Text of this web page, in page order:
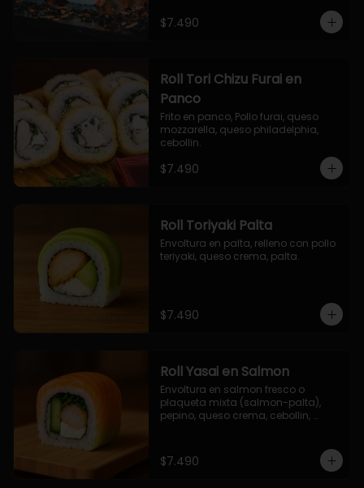
$7.490
Roll Tori Chizu Furai en
Panco
Frito en panco, Pollo furai, queso
mozzarella, queso philadelphia,
cebollin.
$7.490
Roll Toriyaki Palta
Envoltura en palta, relleno con pollo
teriyaki, queso crema, palta.
$7.490
Roll Yasai en Salmon
Envoltura en salmon fresco o
plaqueta mixta (salmon-palta),
pepino, queso crema, cebollin,
$7.490